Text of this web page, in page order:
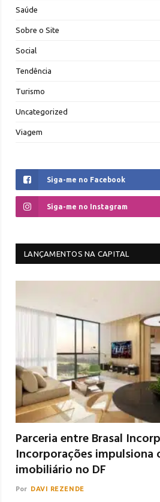
Saúde
Sobre o Site
Social
Tendência
Turismo
Uncategorized
Viagem
Siga-me no Facebook
Siga-me no Instagram
LANÇAMENTOS NA CAPITAL
Parceria entre Brasal
Incorporações impulsiona
imobiliário no DF
Por DAVI REZENDE